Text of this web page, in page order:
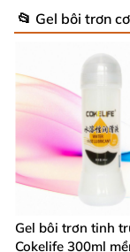
📂 Gel bôi trơn
Gel bôi trơn tinh
Cokelife 300ml